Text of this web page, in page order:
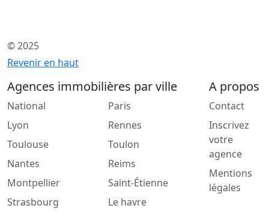
© 2025
Revenir en haut
Agences immobilières par ville
National
Lyon
Toulouse
Nantes
Montpellier
Strasbourg
Paris
Rennes
Toulon
Reims
Saint-Étienne
Le havre
A propos
Contact
Inscrivez
votre
agence
Mentions
légales